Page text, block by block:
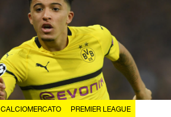
CALCIOMERCATO PREMIER LEAGUE